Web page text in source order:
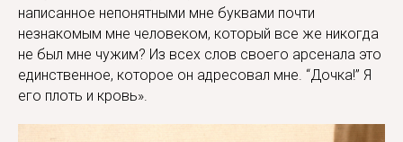
написанное непонятными мне буквами почти
незнакомым мне человеком, который все же никогда
не был мне чужим? Из всех слов своего арсенала это
единственное, которое он адресовал мне. “Дочка!” Я
его плоть и кровь».